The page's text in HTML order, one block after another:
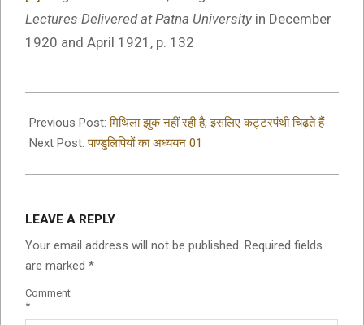
Lectures Delivered at Patna University in December
1920 and April 1921, p. 132
11-
06
Previous Post:मिथिला झुक नहीं रही है, इसलिए कट्टरपंथी चिढ़ते हैं
Next Post:पाण्डुलिपियों का अध्ययन 01
LEAVE A REPLY
Your email address will not be published. Required fields
are marked *
Comment
*